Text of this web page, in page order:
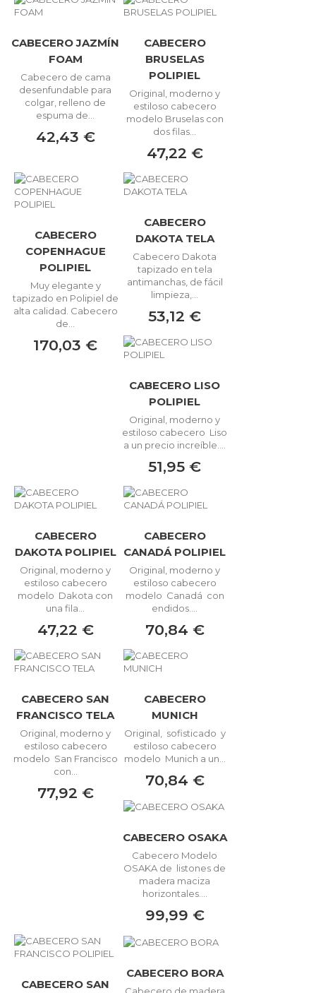
CABECERO JAZMÍN
FOAM
Cabecero de cama
desenfundable para
colgar, relleno de
espuma de...
42,43 €
CABECERO
BRUSELAS
POLIPIEL
Original, moderno y
estiloso cabecero
modelo Bruselas con
dos filas...
47,22 €
CABECERO
COPENHAGUE
POLIPIEL
Muy elegante y
tapizado en Polipiel de
alta calidad. Cabecero
de...
170,03 €
CABECERO
DAKOTA TELA
Cabecero Dakota
tapizado en tela
antimanchas, de fácil
limpieza,...
53,12 €
CABECERO LISO
POLIPIEL
Original, moderno y
estiloso cabecero Liso
a un precio increíble....
51,95 €
CABECERO
DAKOTA POLIPIEL
Original, moderno y
estiloso cabecero
modelo Dakota con
una fila...
47,22 €
CABECERO
CANADÁ POLIPIEL
Original, moderno y
estiloso cabecero
modelo Canadá con
endidos....
70,84 €
CABECERO SAN
FRANCISCO TELA
Original, moderno y
estiloso cabecero
modelo San Francisco
con...
77,92 €
CABECERO
MUNICH
Original, sofisticado y
estiloso cabecero
modelo Munich a un...
70,84 €
CABECERO OSAKA
Cabecero Modelo
OSAKA de listones de
madera maciza
horizontales....
99,99 €
CABECERO SAN
CABECERO BORA
Cabecero de madera